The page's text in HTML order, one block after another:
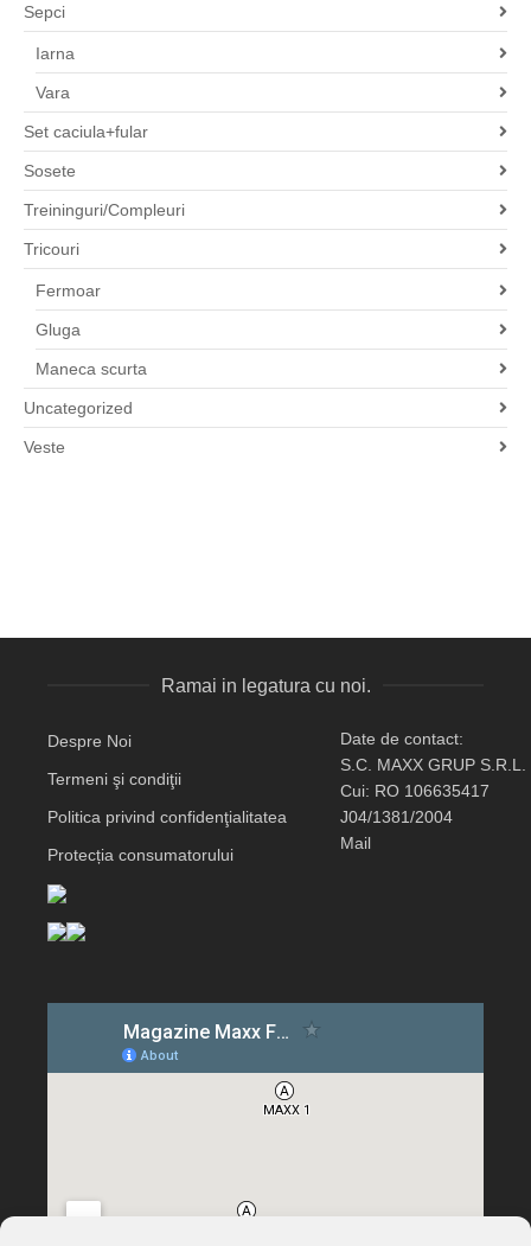
Sepci
Iarna
Vara
Set caciula+fular
Sosete
Treininguri/Compleuri
Tricouri
Fermoar
Gluga
Maneca scurta
Uncategorized
Veste
Ramai in legatura cu noi.
Despre Noi
Termeni şi condiţii
Politica privind confidenţialitatea
Protecția consumatorului
Date de contact:
S.C. MAXX GRUP S.R.L.
Cui: RO 106635417
J04/1381/2004
Mail